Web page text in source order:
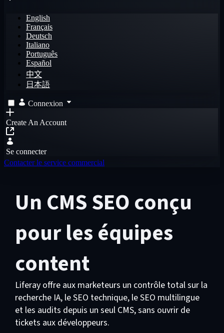
English
Français
Deutsch
Italiano
Português
Español
中文
日本語
Connexion
Create An Account
Se connecter
Contacter le service commercial
Un CMS SEO conçu
pour les équipes
content
Liferay offre aux marketeurs un contrôle total sur la
recherche IA, le SEO technique, le SEO multilingue
et les audits depuis un seul CMS, sans ouvrir de
tickets aux développeurs.